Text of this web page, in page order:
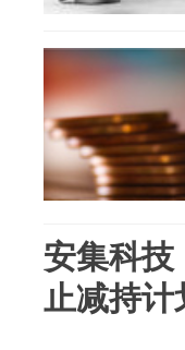
安集科技
止减持计